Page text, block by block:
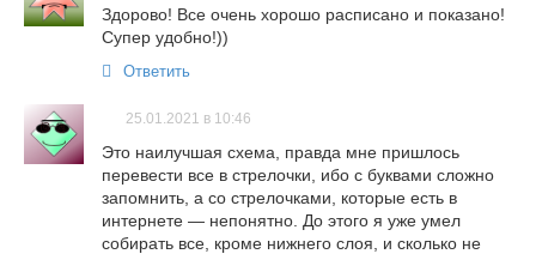
Здорово! Все очень хорошо расписано и показано!
Супер удобно!))
Ответить
25.01.2021 в 10:46
Это наилучшая схема, правда мне пришлось
перевести все в стрелочки, ибо с буквами сложно
запомнить, а со стрелочками, которые есть в
интернете — непонятно. До этого я уже умел
собирать все, кроме нижнего слоя, и сколько не